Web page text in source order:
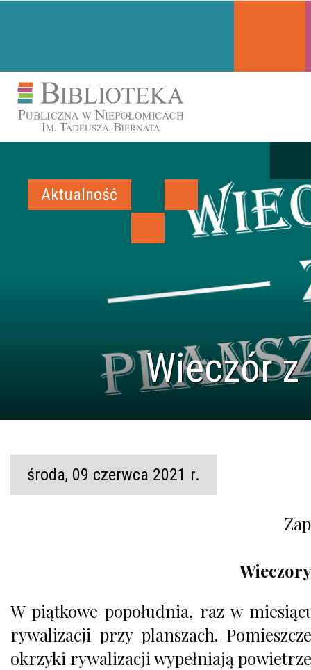
Aktualność
Wieczór
środa, 09 czerwca 2021 r.
W piątkowe popołudnia, raz w
rywalizacji przy planszach.
okrzyki rywalizacji wypełniają